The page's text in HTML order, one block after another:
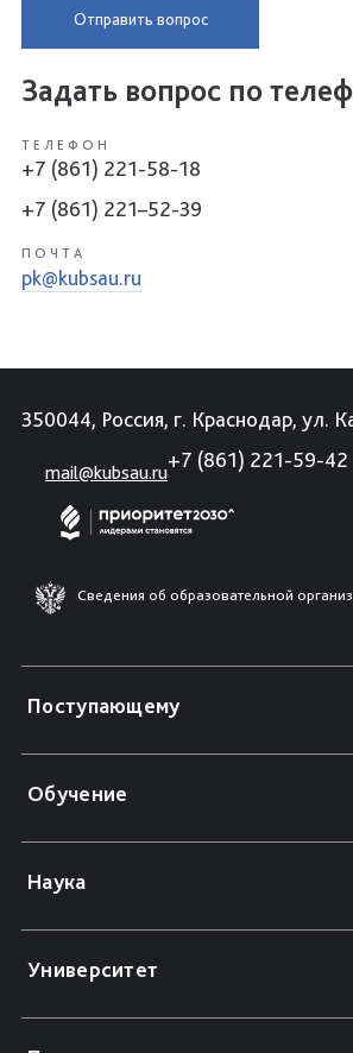
Отправить вопрос
Задать вопрос по
ТЕЛЕФОН
+7 (861) 221-58-18
+7 (861) 221–52-39
ПОЧТА
pk@kubsau.ru
350044, Россия, г. Краснодар, ул.
mail@kubsau.ru
+7 (861) 221-59-42
Сведения об образовательной
Поступающему
Обучение
Наука
Университет